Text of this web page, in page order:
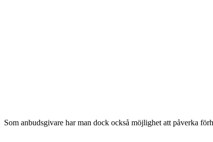
Som anbudsgivare har man dock också möjlighet att påverka